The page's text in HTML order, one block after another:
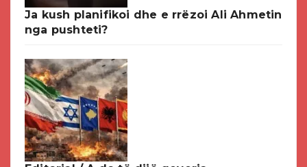
Ja kush planifikoi dhe e rrëzoi Ali Ahmetin
nga pushteti?